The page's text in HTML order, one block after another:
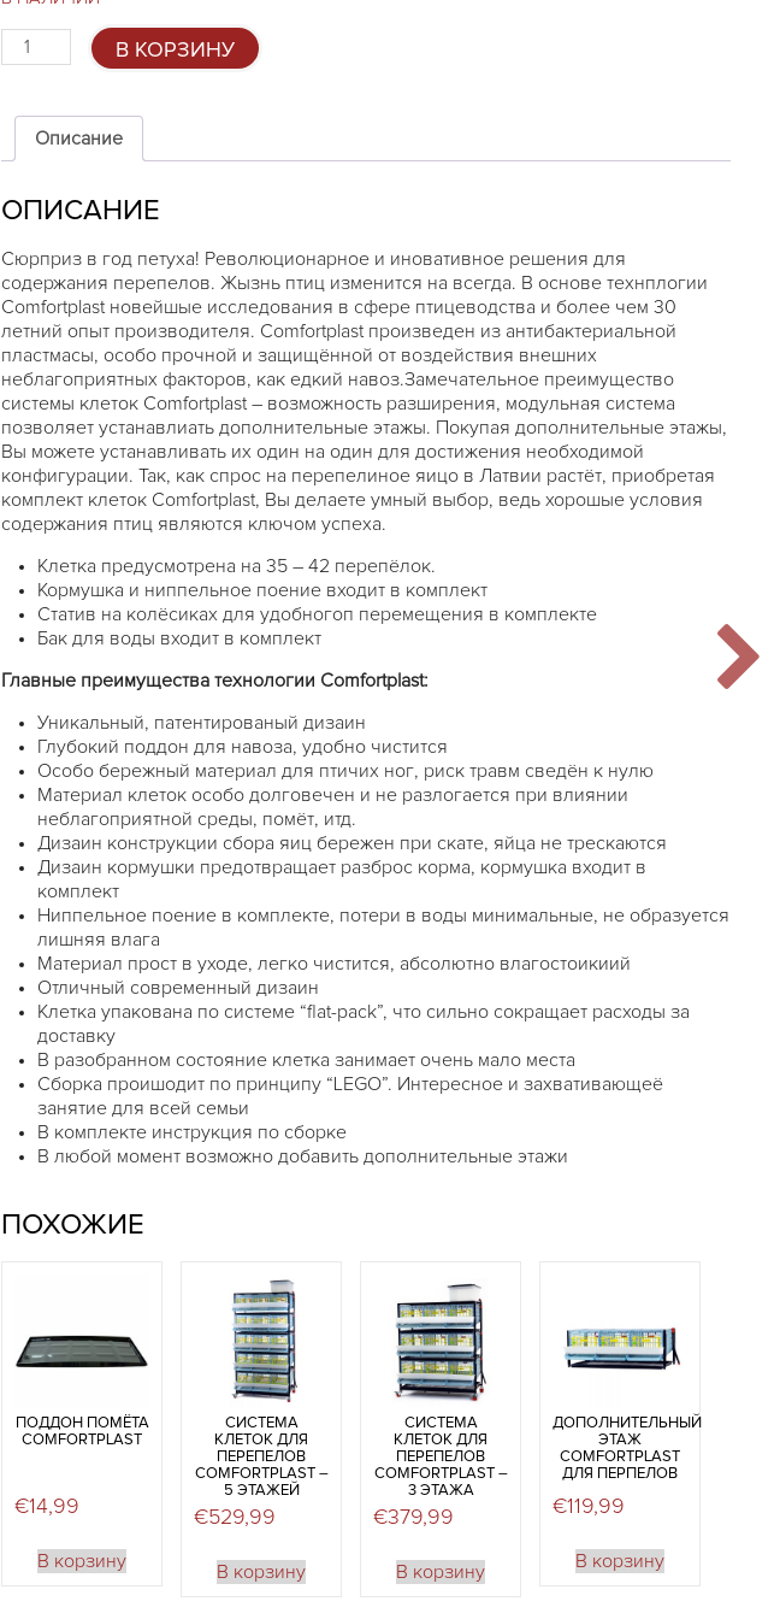
Количество
товара
клеток
перепелов
-
этаж
В КОРЗИНУ
Описание
ОПИСАНИЕ
Сюрприз в год петуха! Революционарное и иновативное решения для
содержания перепелов. Жызнь птиц изменится на всегда. В основе технплогии
Comfortplast новейшые исследования в сфере птицеводства и более чем 30
летний опыт производителя. Comfortplast произведен из антибактериальной
пластмасы, особо прочной и защищённой от воздействия внешних
неблагоприятных факторов, как едкий навоз.Замечательное преимущество
системы клеток Comfortplast – возможность разширения, модульная система
позволяет устанавлиать дополнительные этажы. Покупая дополнительные этажы,
Вы можете устанавливать их один на один для достижения необходимой
конфигурации. Так, как спрос на перепелиное яицо в Латвии растёт, приобретая
комплект клеток Comfortplast, Вы делаете умный выбор, ведь хорошые условия
содержания птиц являются ключом успеха.
Клетка предусмотрена на 35 – 42 перепёлок.
Кормушка и ниппельное поение входит в комплект
Статив на колёсиках для удобногоп перемещения в комплекте
Бак для воды входит в комплект
Главные преимущества технологии Comfortplast:
Уникальный, патентированый дизаин
Глубокий поддон для навоза, удобно чистится
Особо бережный материал для птичих ног, риск травм сведён к нулю
Материал клеток особо долговечен и не разлогается при влиянии
неблагоприятной среды, помёт, итд.
Дизаин конструкции сбора яиц бережен при скате, яйца не трескаются
Дизаин кормушки предотвращает разброс корма, кормушка входит в
комплект
Ниппельное поение в комплекте, потери в воды минимальные, не образуется
лишняя влага
Материал прост в уходе, легко чистится, абсолютно влагостоикиий
Отличный современный дизаин
Клетка упакована по системе “flat-pack”, что сильно сокращает расходы за
доставку
В разобранном состояние клетка занимает очень мало места
Сборка проишодит по принципу “LEGO”. Интересное и захвативающеё
занятие для всей семьи
В комплекте инструкция по сборке
В любой момент возможно добавить дополнительные этажи
ПОХОЖИЕ
ПОДДОН ПОМЁТА
COMFORTPLAST
€14,99
В корзину
СИСТЕМА
КЛЕТОК ДЛЯ
ПЕРЕПЕЛОВ
COMFORTPLAST –
5 ЭТАЖЕЙ
€529,99
В корзину
СИСТЕМА
КЛЕТОК ДЛЯ
ПЕРЕПЕЛОВ
COMFORTPLAST –
3 ЭТАЖА
€379,99
В корзину
ДОПОЛНИТЕЛЬНЫЙ
ЭТАЖ
COMFORTPLAST
ДЛЯ ПЕРПЕЛОВ
€119,99
В корзину